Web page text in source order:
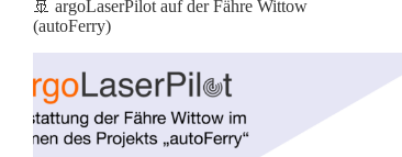
🚢 argoLaserPilot auf der Fähre Wittow
(autoFerry)